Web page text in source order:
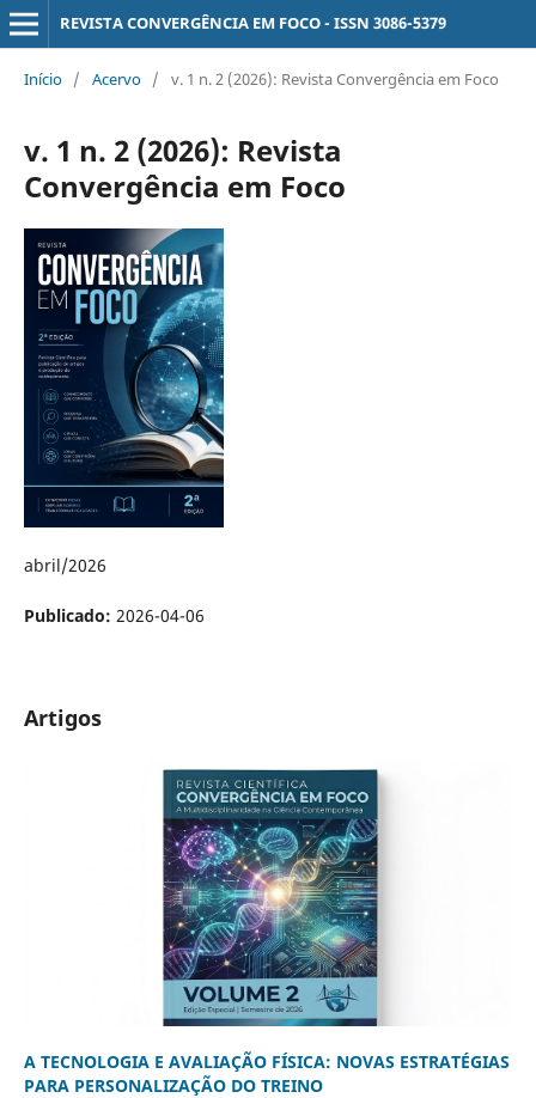
REVISTA CONVERGÊNCIA EM FOCO - ISSN 3086-5379
Início / Acervo / v. 1 n. 2 (2026): Revista Convergência em Foco
v. 1 n. 2 (2026): Revista
Convergência em Foco
abril/2026
Publicado: 2026-04-06
Artigos
A TECNOLOGIA E AVALIAÇÃO FÍSICA: NOVAS ESTRATÉGIAS
PARA PERSONALIZAÇÃO DO TREINO